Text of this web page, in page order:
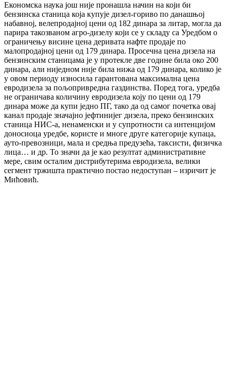
Економска наука још није пронашла начин на који би
бензинска станица која купује дизел-гориво по данашњој
набавној, велепродајној цени од 182 динара за литар, могла да
парира такозваном агро-дизелу који се у складу са Уредбом о
ограничењу висине цена деривата нафте продаје по
малопродајној цени од 179 динара. Просечна цена дизела на
бензинским станицама је у протекле две године била око 200
динара, али ниједном није била нижа од 179 динара, колико је
у овом периоду износила гарантована максимална цена
евродизела за пољопривредна газдинства. Поред тога, уредба
не ограничава количину евродизела коју по цени од 179
динара може да купи једно ПГ, тако да од самог почетка овај
канал продаје значајно јефтинијег дизела, преко бензинских
станица НИС-а, ненаменски и у супротности са интенцијом
доносиоца уредбе, користе и многе друге категорије купаца,
ауто-превозници, мала и средња предузећа, таксисти, физичка
лица… и др. То значи да је као резултат административне
мере, свим осталим дистрибутерима евродизела, велики
сегмент тржишта практично постао недоступан – изричит је
Мићовић.